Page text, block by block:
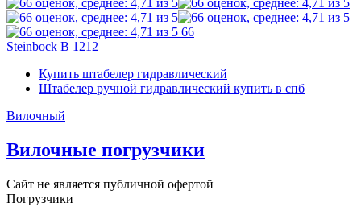
66
Steinbock B 1212
Купить штабелер гидравлический
Штабелер ручной гидравлический купить в спб
Вилочный
Вилочные погрузчики
Сайт не является публичной офертой
Погрузчики